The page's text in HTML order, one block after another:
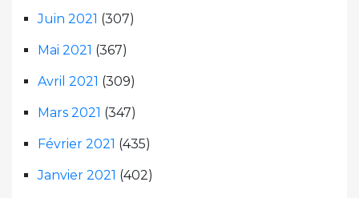
Juin 2021 (307)
Mai 2021 (367)
Avril 2021 (309)
Mars 2021 (347)
Février 2021 (435)
Janvier 2021 (402)